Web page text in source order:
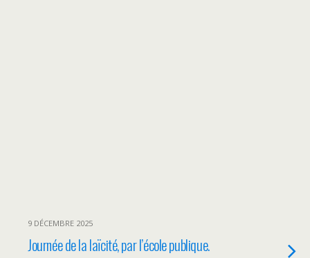
9 DÉCEMBRE 2025
Journée de la laïcité, par l’école publique.